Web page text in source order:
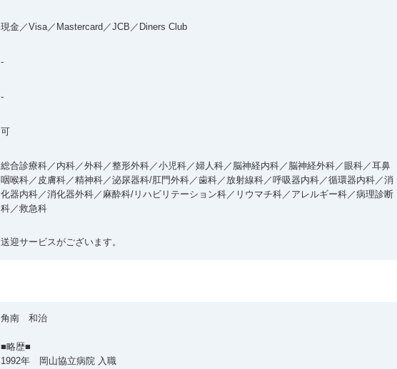
現金／Visa／Mastercard／JCB／Diners Club
-
-
可
総合診療科／内科／外科／整形外科／小児科／婦人科／脳神経内科／脳神経外科／眼科／耳鼻
咽喉科／皮膚科／精神科／泌尿器科/肛門外科／歯科／放射線科／呼吸器内科／循環器内科／消
化器内科／消化器外科／麻酔科/リハビリテーション科／リウマチ科／アレルギー科／病理診断
科／救急科
送迎サービスがございます。
角南 和治
■略歴■
1992年 岡山協立病院 入職